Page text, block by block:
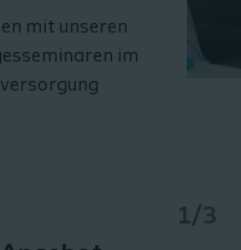
mit unseren
im
1/3